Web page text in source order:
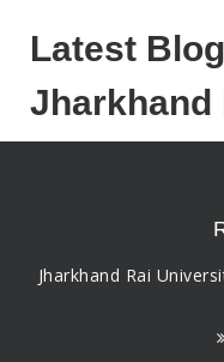
Latest Blog
Jharkhand
Jharkhand Rai